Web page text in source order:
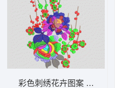
彩色刺绣花卉图案 靓花